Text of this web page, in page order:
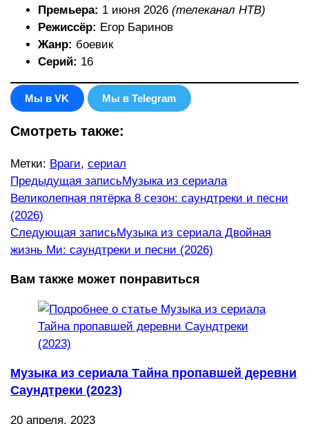
Премьера: 1 июня 2026 (телеканал НТВ)
Режиссёр: Егор Баринов
Жанр: боевик
Серий: 16
Мы в VK Мы в Telegram
Смотреть также:
Метки: Враги, сериал
Еще
статьи
Предыдущая записьМузыка из сериала
Великолепная пятёрка 8 сезон: саундтреки и песни
(2026)
Следующая записьМузыка из сериала Двойная
жизнь Ми: саундтреки и песни (2026)
Вам также может понравиться
Музыка из сериала Тайна пропавшей деревни
Саундтреки (2023)
20 апреля, 2023